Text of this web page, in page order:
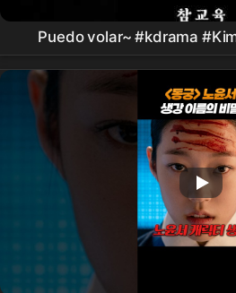
Puedo volar~ #kdrama
#PyoJiHoon